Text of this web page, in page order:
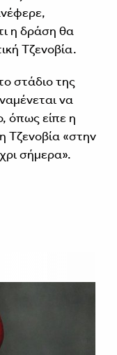
η δράση θα
Τζενοβία.
στάδιο της
να
όπως είπε η
Τζενοβία «στην
σήμερα».